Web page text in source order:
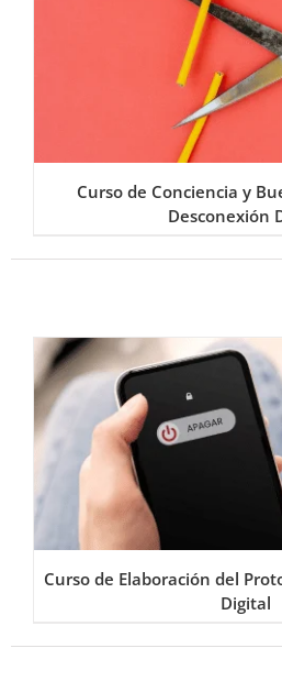
Curso de Conciencia y
Desconexión
Curso de Elaboración del
Digital